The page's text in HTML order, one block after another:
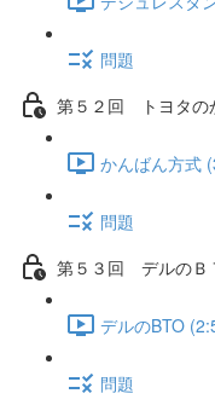
問題
第５２回 トヨタの
かんばん方式
問題
第５３回 デルのＢ
デルのBTO
問題